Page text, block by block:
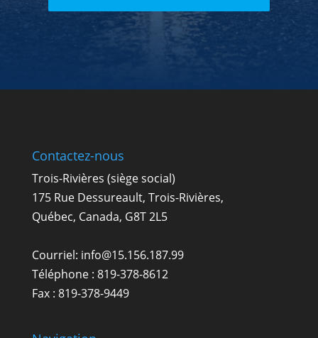
Contactez-nous
Trois-Rivières (siège social)
175 Rue Dessureault, Trois-Rivières,
Québec, Canada, G8T 2L5
Courriel: info@15.156.187.99
Téléphone : 819-378-8612
Fax : 819-378-9449